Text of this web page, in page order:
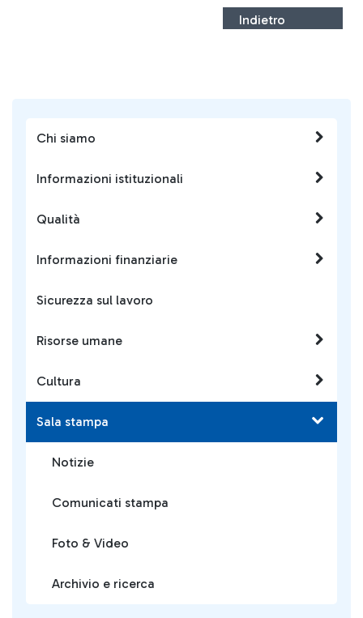
Chi siamo
Informazioni istituzionali
Qualità
Informazioni finanziarie
Sicurezza sul lavoro
Risorse umane
Cultura
Sala stampa
Notizie
Comunicati stampa
Foto & Video
Archivio e ricerca
Indietro